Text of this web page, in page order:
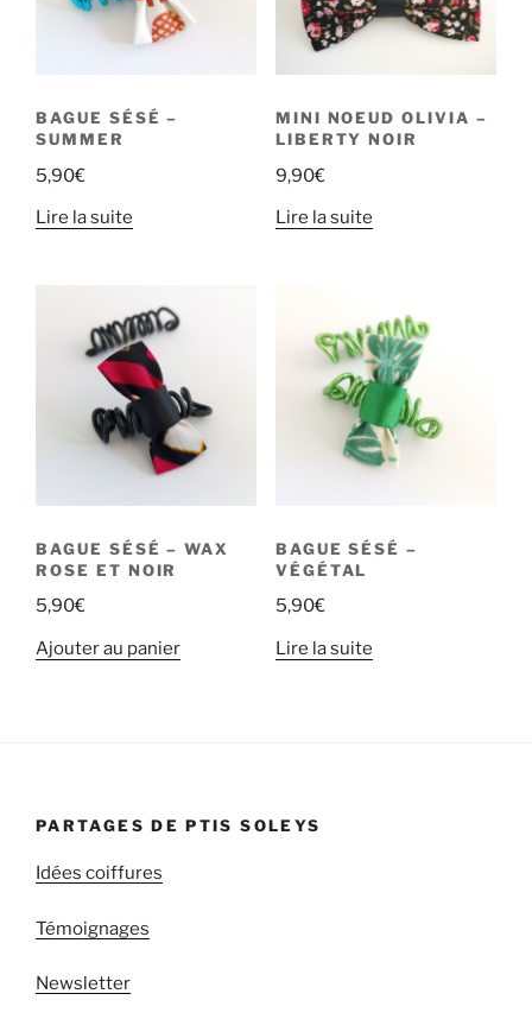
BAGUE SÉSÉ –
SUMMER
5,90€
Lire la suite
MINI NOEUD OLIVIA –
LIBERTY NOIR
9,90€
Lire la suite
BAGUE SÉSÉ – WAX
ROSE ET NOIR
5,90€
Ajouter au panier
BAGUE SÉSÉ –
VÉGÉTAL
5,90€
Lire la suite
PARTAGES DE PTIS SOLEYS
Idées coiffures
Témoignages
Newsletter